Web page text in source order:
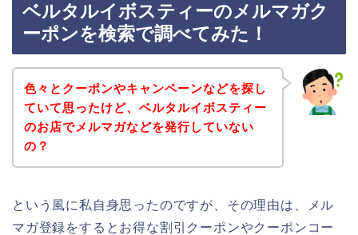
ベルタルイボスティーのメルマガク
ーポンを検索で調べてみた！
色々とクーポンやキャンペーンなどを探し
ていて思ったけど、ベルタルイボスティー
のお店でメルマガなどを発行していない
の？
という風に私自身思ったのですが、その理由は、メル
マガ登録をするとお得な割引クーポンやクーポンコー